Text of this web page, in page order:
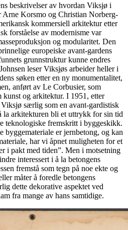
beskrivelser av hvordan Viksjø i
Arne Korsmo og Christian Norberg-
kommersiell arkitektur etter
forståelse av modernisme var
og modularitet. Den
europeiske avant-gardens
grunnstruktur kunne endres
leser Viksjøs arbeider heller i
søken etter en ny monumentalitet,
anført av Le Corbusier, som
kunst og arkitektur. I 1951, etter
særlig som en avant-gardistisk
la arkitekturen bli et uttrykk for sin tid
teknologiske fremskritt i byggeskikk.
byggemateriale er jernbetong, og kan
har vi åpnet muligheten for et
i pakt med tiden”. Men i motsetning
interessert i å la betongens
fremstå som tegn på noe ekte og
måter å foredle betongens
dette dekorative aspektet ved
fra mange av hans samtidige.